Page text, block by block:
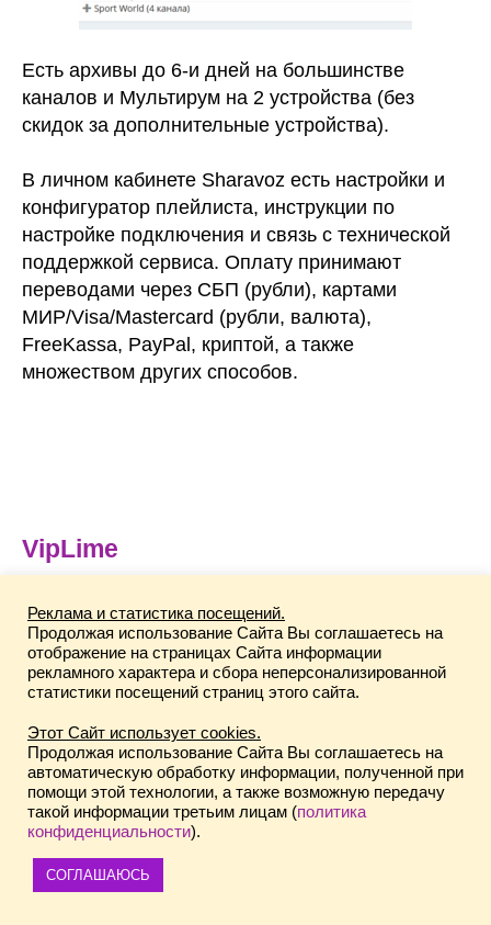
Есть архивы до 6-и дней на большинстве
каналов и Мультирум на 2 устройства (без
скидок за дополнительные устройства).
В личном кабинете Sharavoz есть настройки и
конфигуратор плейлиста, инструкции по
настройке подключения и связь с технической
поддержкой сервиса. Оплату принимают
переводами через СБП (рубли), картами
МИР/Visa/Mastercard (рубли, валюта),
FreeKassa, PayPal, криптой, а также
множеством других способов.
VipLime
VipLime— это сервис с одним плейлистом на
этого сервиса в разделении пакета на
Реклама и статистика посещений.
Продолжая использование Сайта Вы соглашаетесь на
отображение на страницах Сайта информации
рекламного характера и сбора неперсонализированной
статистики посещений страниц этого сайта.
Этот Сайт использует cookies.
Продолжая использование Сайта Вы соглашаетесь на
автоматическую обработку информации, полученной при
помощи этой технологии, а также возможную передачу
такой информации третьим лицам (политика
конфиденциальности).
СОГЛАШАЮСЬ